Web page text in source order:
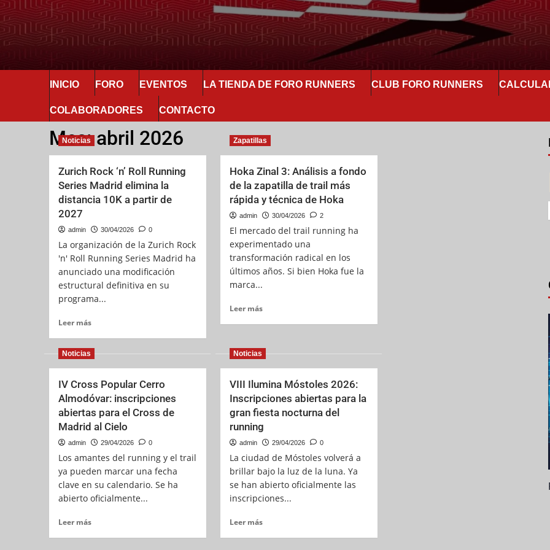
INICIO FORO EVENTOS LA TIENDA DE FORO RUNNERS CLUB FORO RUNNERS
COLABORADORES CONTACTO
Mes:abril 2026
Noticias
Zurich Rock ‘n’ Roll Running
Series Madrid elimina la
distancia 10K a partir de
2027
admin 30/04/2026 0
La organización de la Zurich Rock
'n' Roll Running Series Madrid ha
anunciado una modificación
estructural definitiva en su
programa...
Leer más
Zapatillas
Hoka Zinal 3: Análisis a fondo
de la zapatilla de trail más
rápida y técnica de Hoka
admin 30/04/2026 2
El mercado del trail running ha
experimentado una
transformación radical en los
últimos años. Si bien Hoka fue la
marca...
Leer más
Noticias
IV Cross Popular Cerro
Almodóvar: inscripciones
abiertas para el Cross de
Madrid al Cielo
admin 29/04/2026 0
Los amantes del running y el trail
ya pueden marcar una fecha
clave en su calendario. Se ha
abierto oficialmente...
Leer más
Noticias
VIII Ilumina Móstoles 2026:
Inscripciones abiertas para la
gran fiesta nocturna del
running
admin 29/04/2026 0
La ciudad de Móstoles volverá a
brillar bajo la luz de la luna. Ya
se han abierto oficialmente las
inscripciones...
Leer más